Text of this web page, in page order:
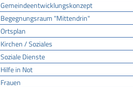
Gemeindeentwicklungskonzept
Begegnungsraum "Mittendrin"
Ortsplan
Kirchen / Soziales
Soziale Dienste
Hilfe in Not
Frauen